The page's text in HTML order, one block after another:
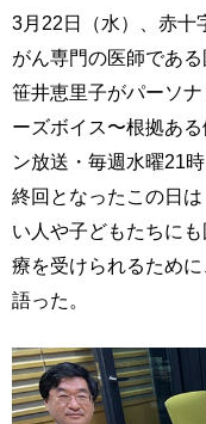
3月22日（水）、赤十
がん専門の医師であ
笹井恵里子がパーソ
ーズボイス〜根拠あ
ン放送・毎週水曜21
終回となったこの日
い人や子どもたちに
療を受けられるため
語った。